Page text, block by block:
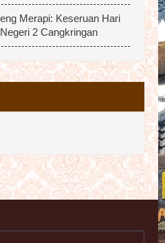
Merapi: Keseruan Hari
2 Cangkringan